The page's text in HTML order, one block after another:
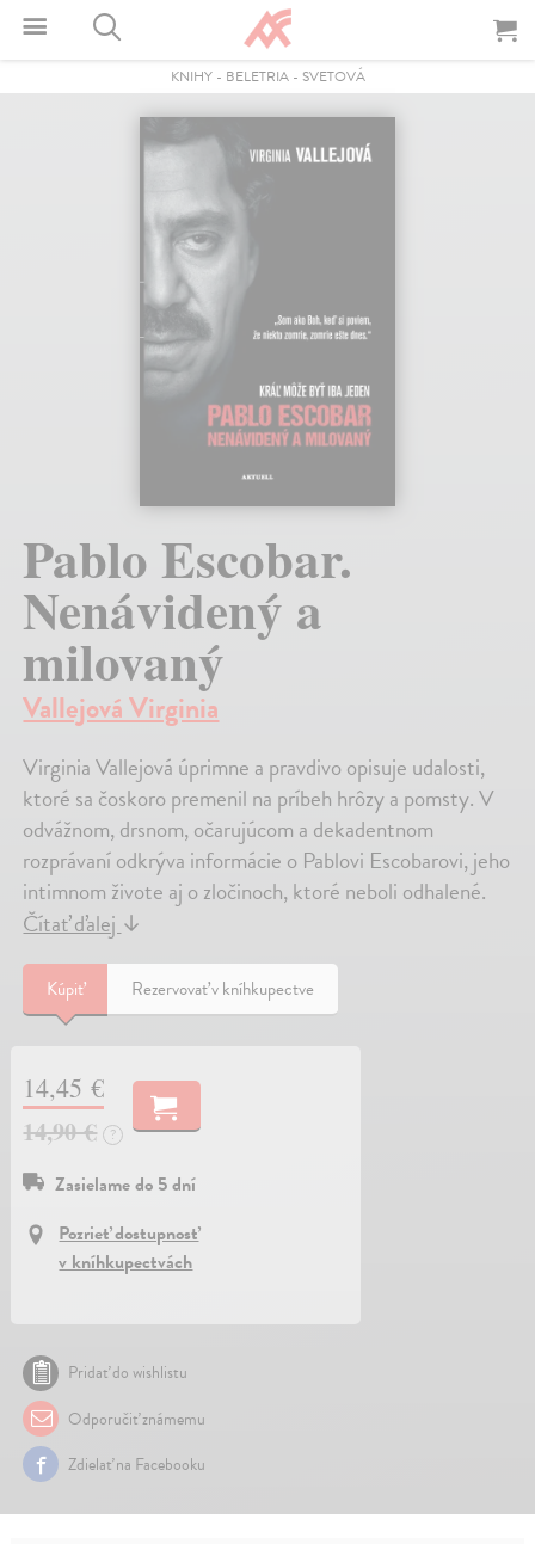
KNIHY- BELETRIA- SVETOVÁ
Pablo Escobar.
Nenávidený a
milovaný
Vallejová Virginia
Virginia Vallejová úprimne a pravdivo opisuje udalosti,
ktoré sa čoskoro premenil na príbeh hrôzy a pomsty. V
odvážnom, drsnom, očarujúcom a dekadentnom
rozprávaní odkrýva informácie o Pablovi Escobarovi, jeho
intimnom živote aj o zločinoch, ktoré neboli odhalené.
Čítať ďalej↓
Kúpiť Rezervovať v kníhkupectve
14,45 €
14,90 €
?
Zasielame do 5 dní
Pozrieť dostupnosť
v kníhkupectvách
Pridať do wishlistu
Odporučiť známemu
Zdielať na Facebooku